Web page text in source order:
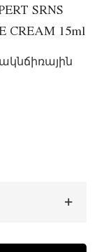
SRNS
CREAM 15ml